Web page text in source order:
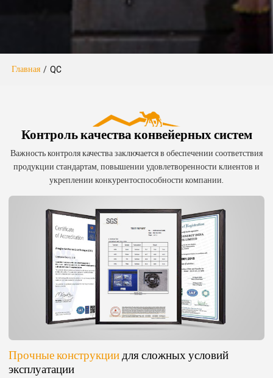
Главная / QC
Контроль качества конвейерных систем
Важность контроля качества заключается в обеспечении соответствия
продукции стандартам, повышении удовлетворенности клиентов и
укреплении конкурентоспособности компании.
Прочные конструкциидля сложных условий
эксплуатации